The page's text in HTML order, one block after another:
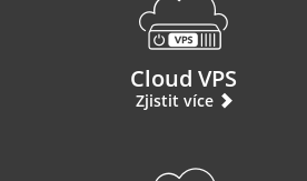
Cloud VPS
Zjistit více